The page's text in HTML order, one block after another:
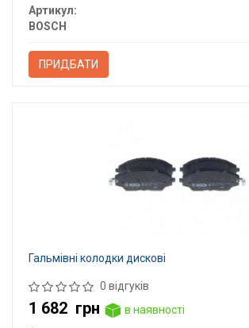
Артикул:
BOSCH
ПРИДБАТИ
Гальмівні колодки дискові
0 відгуків
1 682 грн
в наявності